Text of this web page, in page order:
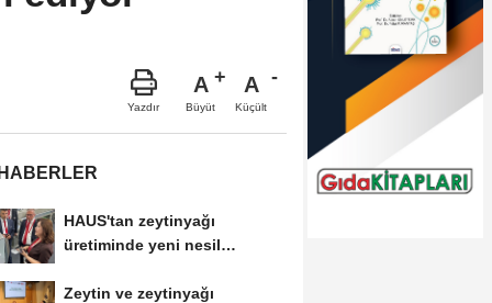
Yazdır
A
Büyüt
A
Küçült
HAUS'tan zeytinyağı
üretiminde yeni nesil
Zeytin ve zeytinyağı